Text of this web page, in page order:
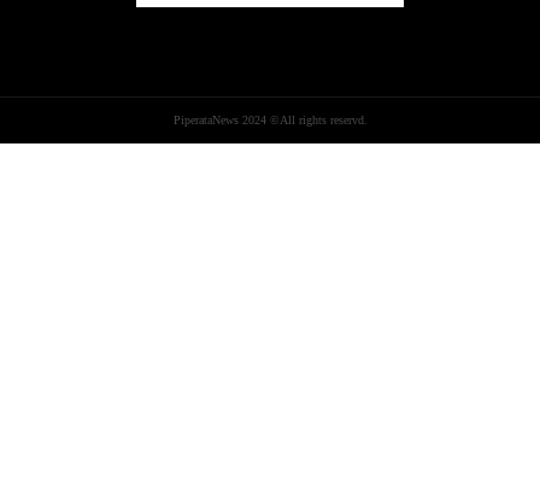
PiperataNews 2024 ©All rights reservd.